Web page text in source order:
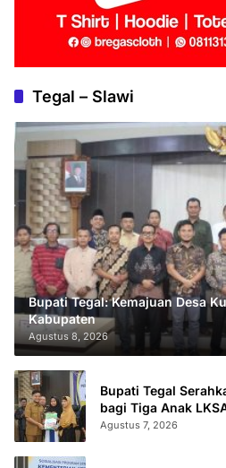
Tegal – Slawi
Bupati Tegal: Kemajuan Desa
Kabupaten
Agustus 8, 2026
Bupati Tegal
bagi Tiga Anak
Agustus 7, 2026